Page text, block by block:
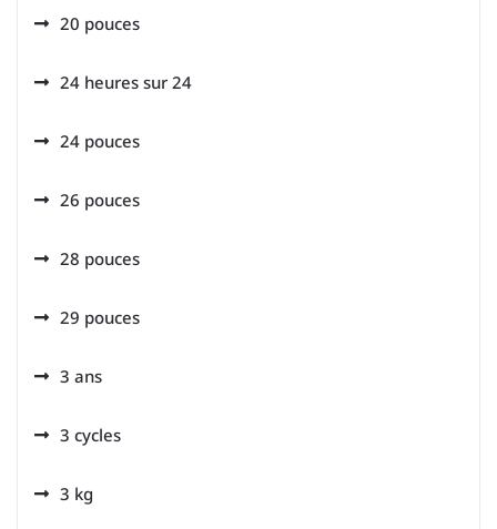
20 pouces
24 heures sur 24
24 pouces
26 pouces
28 pouces
29 pouces
3 ans
3 cycles
3 kg